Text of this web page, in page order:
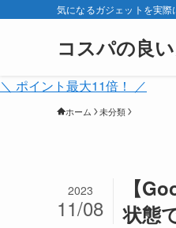
気になるガジェットを実
コスパの良
＼ ポイント最大11倍！ ／
ホーム 未分類
【
状態
2023
11/08